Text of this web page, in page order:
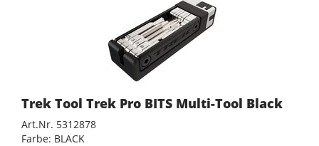
Trek Tool Trek Pro BITS Multi-Tool Black
Art.Nr. 5312878
Farbe: BLACK